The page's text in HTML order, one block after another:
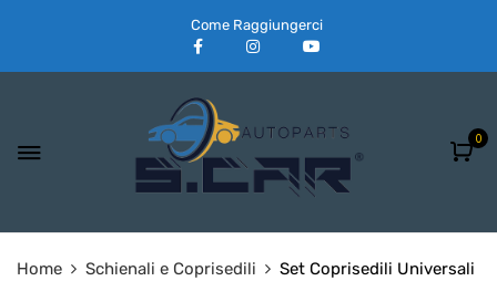
Come Raggiungerci
0
Home Schienali e Coprisedili
Set Coprisedili Universali